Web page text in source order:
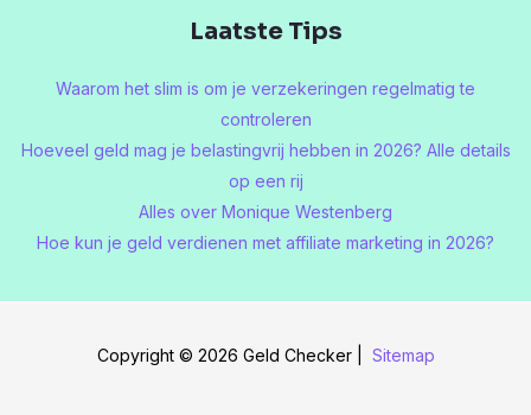
Laatste Tips
Waarom het slim is om je verzekeringen regelmatig te
controleren
Hoeveel geld mag je belastingvrij hebben in 2026? Alle details
op een rij
Alles over Monique Westenberg
Hoe kun je geld verdienen met affiliate marketing in 2026?
Copyright © 2026 Geld Checker | Sitemap